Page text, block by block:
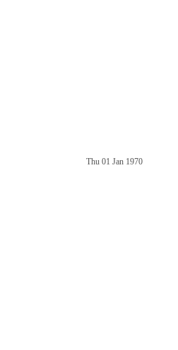
Thu 01 Jan 1970